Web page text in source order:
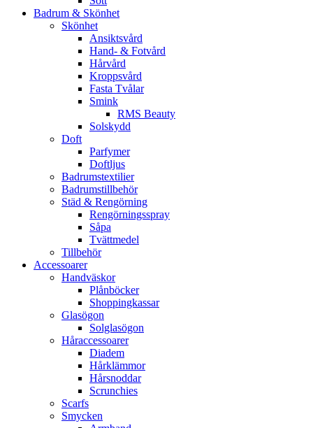
Badrum & Skönhet
Skönhet
Ansiktsvård
Hand- & Fotvård
Hårvård
Kroppsvård
Fasta Tvålar
Smink
RMS Beauty
Solskydd
Doft
Parfymer
Doftljus
Badrumstextilier
Badrumstillbehör
Städ & Rengörning
Rengörningsspray
Såpa
Tvättmedel
Tillbehör
Accessoarer
Handväskor
Plånböcker
Shoppingkassar
Glasögon
Solglasögon
Håraccessoarer
Diadem
Hårklämmor
Hårsnoddar
Scrunchies
Scarfs
Smycken